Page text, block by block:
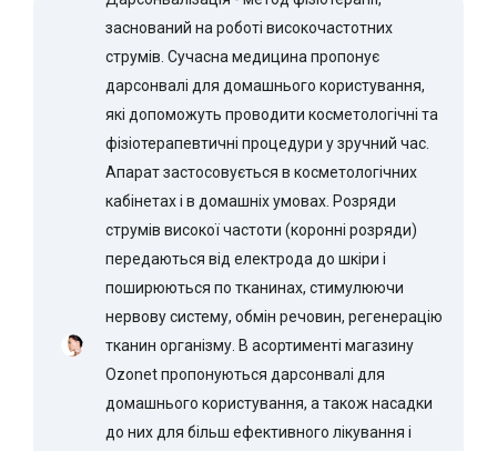
заснований на роботі високочастотних
струмів. Сучасна медицина пропонує
дарсонвалі для домашнього користування,
які допоможуть проводити косметологічні та
фізіотерапевтичні процедури у зручний час.
Апарат застосовується в косметологічних
кабінетах і в домашніх умовах. Розряди
струмів високої частоти (коронні розряди)
передаються від електрода до шкіри і
поширюються по тканинах, стимулюючи
нервову систему, обмін речовин, регенерацію
тканин організму. В асортименті магазину
Ozonet пропонуються дарсонвалі для
домашнього користування, а також насадки
до них для більш ефективного лікування і